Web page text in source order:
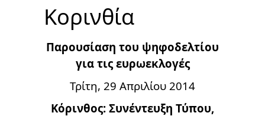
Κορινθία
Παρουσίαση του ψηφοδελτίου
για τις ευρωεκλογές
Τρίτη, 29 Απριλίου 2014
Κόρινθος: Συνέντευξη Τύπου,